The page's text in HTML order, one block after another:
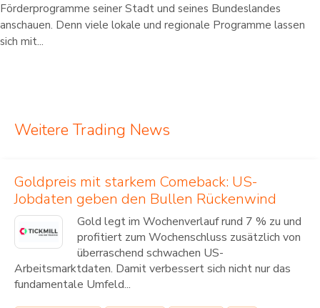
Förderprogramme seiner Stadt und seines Bundeslandes
anschauen. Denn viele lokale und regionale Programme lassen
sich mit...
Weitere Trading News
Goldpreis mit starkem Comeback: US-
Jobdaten geben den Bullen Rückenwind
Gold legt im Wochenverlauf rund 7 % zu und
profitiert zum Wochenschluss zusätzlich von
überraschend schwachen US-
Arbeitsmarktdaten. Damit verbessert sich nicht nur das
fundamentale Umfeld...